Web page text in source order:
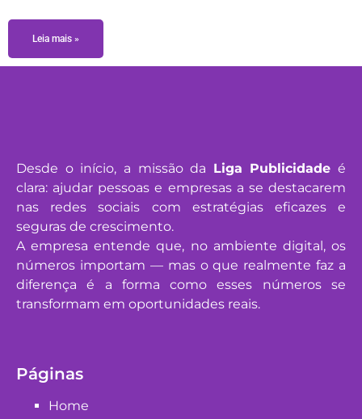
Leia mais »
Desde o início, a missão da Liga Publicidade é
clara: ajudar pessoas e empresas a se destacarem
nas redes sociais com estratégias eficazes e
seguras de crescimento.
A empresa entende que, no ambiente digital, os
números importam — mas o que realmente faz a
diferença é a forma como esses números se
transformam em oportunidades reais.
Páginas
Home